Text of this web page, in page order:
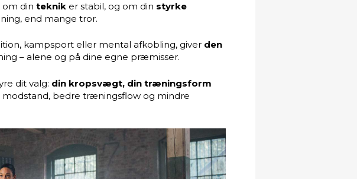
din teknik er stabil, og om din styrke
end mange tror.
kampsport eller mental afkobling, giver den
– alene og på dine egne præmisser.
dit valg: din kropsvægt, din træningsform
bedre træningsflow og mindre